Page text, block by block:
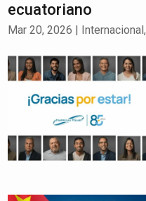
ecuatoriano
Mar 20, 2026 | Internacional,